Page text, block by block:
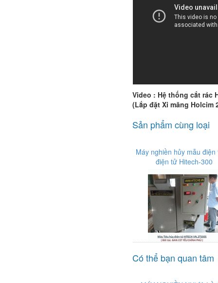
Video : Hệ thống cắt rác
(Lắp đặt Xi măng Holcim
Sản phẩm cùng loại
Máy nghiền hủy mẫu điện
điện tử Hitech-300
Có thể bạn quan tâm